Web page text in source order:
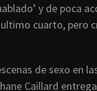
y de poca
cuarto, pero
de sexo en
Caillard